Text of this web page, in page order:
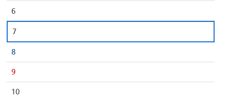
6
7
8
9
10